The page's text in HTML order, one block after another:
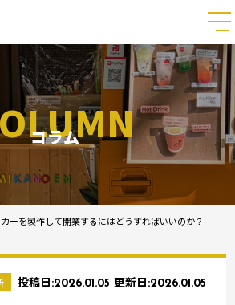
コラム
ーを製作して開業するにはどうすればいいのか？
投稿日:2026.01.05 更新日:2026.01.05